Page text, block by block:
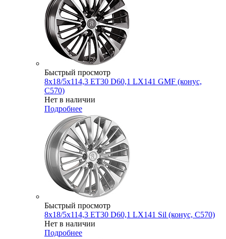
Быстрый просмотр
8x18/5x114,3 ET30 D60,1 LX141 GMF (конус,
C570)
Нет в наличии
Подробнее
Быстрый просмотр
8x18/5x114,3 ET30 D60,1 LX141 Sil (конус, C570)
Нет в наличии
Подробнее